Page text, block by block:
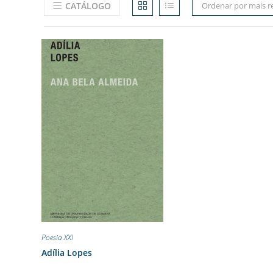
CATÁLOGO Ordenar por mais
Poesia XXI
Adília Lopes